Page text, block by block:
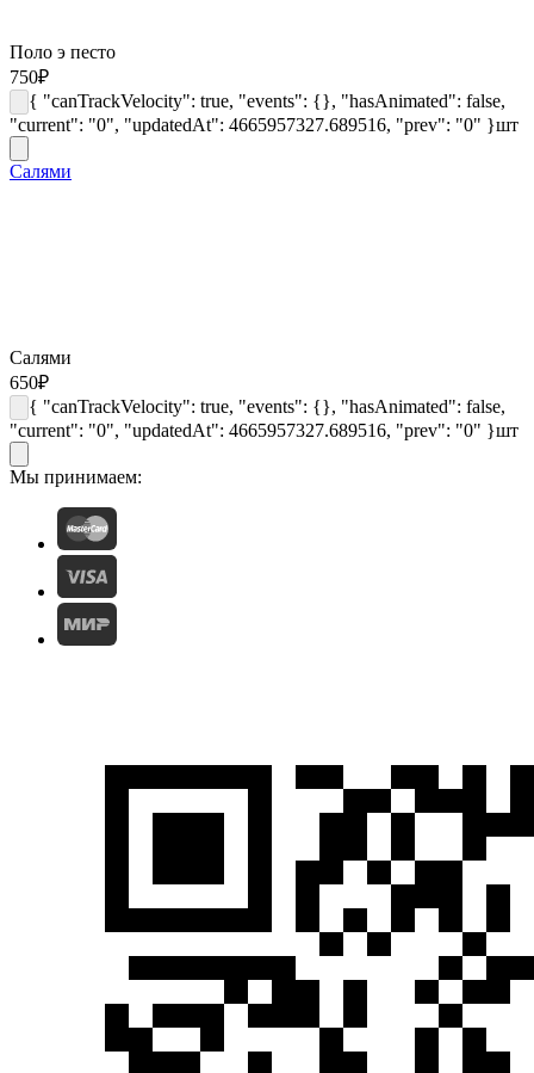
Поло э песто
750₽
{ "canTrackVelocity": true, "events": {}, "hasAnimated": false,
"current": "0", "updatedAt": 4665957327.689516, "prev": "0" }шт
Салями
Салями
650₽
{ "canTrackVelocity": true, "events": {}, "hasAnimated": false,
"current": "0", "updatedAt": 4665957327.689516, "prev": "0" }шт
Мы принимаем: